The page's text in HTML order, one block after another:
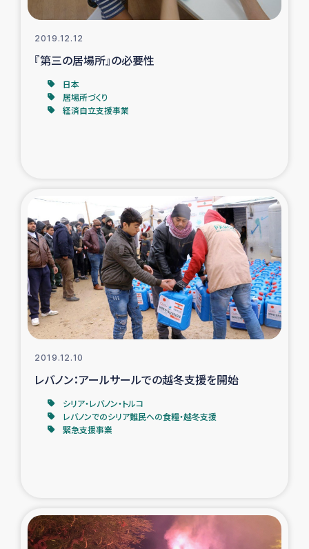
インターン・ボランティア日誌
ガザ地区における羊の畜産支援
ガザ地区での公園の緑化を通じた支援事業
ガザ地区における被災住民への緊急支援
ガザ地区酪農を通した女性グループの生計支援
ふりかけ普及と食生活改善による栄養改善事業
食べる
2019.12.12
『第三の居場所』の必要性
日本
居場所づくり
経済自立支援事業
2019.12.10
レバノン：アールサールでの越冬支援を開始
シリア・レバノン・トルコ
レバノンでのシリア難民への食糧・越冬支援
緊急支援事業